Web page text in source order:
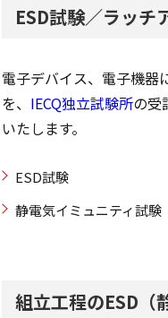
ESD試験／ラッ
電子デバイス、電子機器
を、 IECQ独立試験所の受
いたします。
ESD試験
静電気イミュニティ試験
組立工程のESD（